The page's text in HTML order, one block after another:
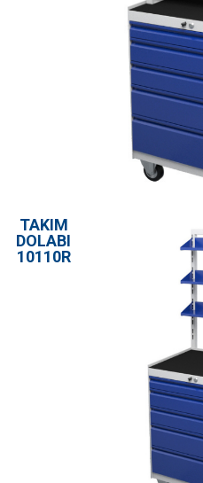
TAKIM
DOLABI
10110R